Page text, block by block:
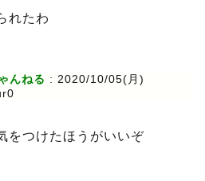
れたわ
んねる : 2020/10/05(月)
をつけたほうがいいぞ